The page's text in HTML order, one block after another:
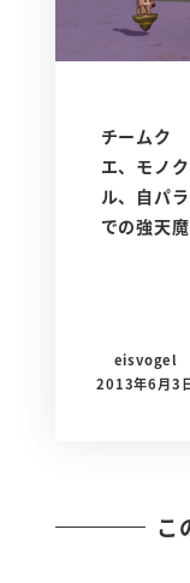
チームク
エ、モノク
ル、自パラ
での強天魔
eisvogel
2013年6月3
こ